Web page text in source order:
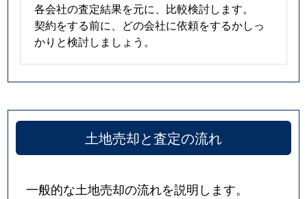
各会社の査定結果を元に、比較検討します。
契約をする前に、どの会社に依頼をするかしっ
かりと検討しましょう。
土地売却と査定の流れ
一般的な土地売却の流れを説明します。